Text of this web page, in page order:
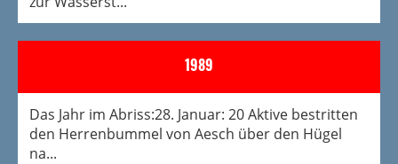
1989
Das Jahr im Abriss:28. Januar: 20 Aktive bestritten
den Herrenbummel von Aesch über den Hügel
na...